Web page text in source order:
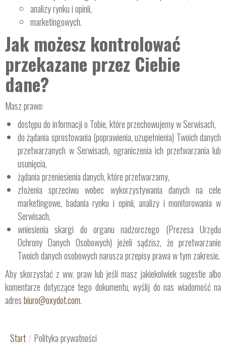
analizy rynku i opinii,
marketingowych.
Jak możesz kontrolować
przekazane przez Ciebie
dane?
Masz prawo:
dostępu do informacji o Tobie, które przechowujemy w Serwisach,
do żądania sprostowania (poprawienia, uzupełnienia) Twoich danych
przetwarzanych w Serwisach, ograniczenia ich przetwarzania lub
usunięcia,
żądania przeniesienia danych, które przetwarzamy,
złożenia sprzeciwu wobec wykorzystywania danych na cele
marketingowe, badania rynku i opinii, analizy i monitorowania w
Serwisach,
wniesienia skargi do organu nadzorczego (Prezesa Urzędu
Ochrony Danych Osobowych) jeżeli sądzisz, że przetwarzanie
Twoich danych osobowych narusza przepisy prawa w tym zakresie.
Aby skorzystać z ww. praw lub jeśli masz jakiekolwiek sugestie albo
komentarze dotyczące tego dokumentu, wyślij do nas wiadomość na
adresbiuro@oxydot.com.
Start / Polityka prywatności